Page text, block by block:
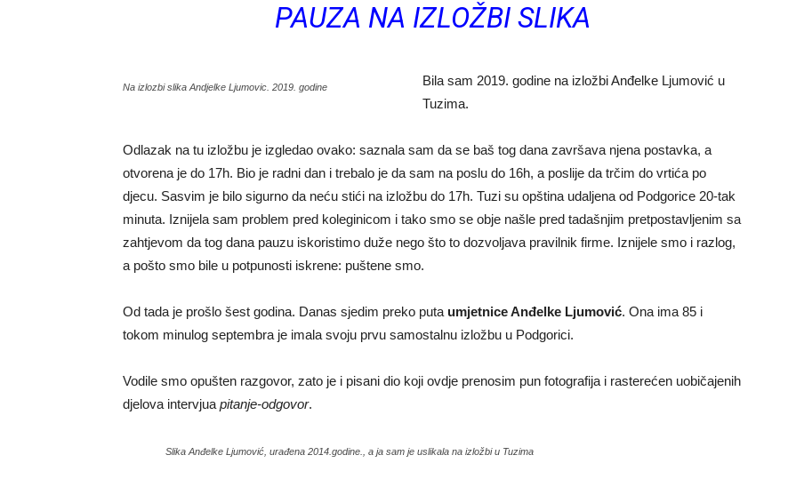
PAUZA NA IZLOŽBI SLIKA
Na izlozbi slika Andjelke Ljumovic. 2019. godine
Bila sam 2019. godine na izložbi Anđelke Ljumović u
Tuzima.
Odlazak na tu izložbu je izgledao ovako: saznala sam da se baš tog dana završava njena postavka, a
otvorena je do 17h. Bio je radni dan i trebalo je da sam na poslu do 16h, a poslije da trčim do vrtića po
djecu. Sasvim je bilo sigurno da neću stići na izložbu do 17h. Tuzi su opština udaljena od Podgorice 20-tak
minuta. Iznijela sam problem pred koleginicom i tako smo se obje našle pred tadašnjim pretpostavljenim sa
zahtjevom da tog dana pauzu iskoristimo duže nego što to dozvoljava pravilnik firme. Iznijele smo i razlog,
a pošto smo bile u potpunosti iskrene: puštene smo.
Od tada je prošlo šest godina. Danas sjedim preko puta umjetnice Anđelke Ljumović. Ona ima 85 i
tokom minulog septembra je imala svoju prvu samostalnu izložbu u Podgorici.
Vodile smo opušten razgovor, zato je i pisani dio koji ovdje prenosim pun fotografija i rasterećen uobičajenih
djelova intervjua pitanje-odgovor.
Slika Anđelke Ljumović, urađena 2014.godine., a ja sam je uslikala na izložbi u Tuzima